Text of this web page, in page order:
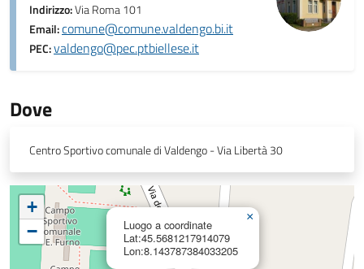
Indirizzo:Via Roma 101
Email:comune@comune.valdengo.bi.it
PEC:valdengo@pec.ptbiellese.it
Dove
Centro Sportivo comunale di Valdengo - Via Libertà 30
Luogo a coordinate
Lat:45.5681217914079
Lon:8.143787384033205
×
+
−